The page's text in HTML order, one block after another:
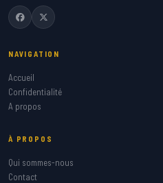
NAVIGATION
Accueil
Confidentialité
A propos
À PROPOS
Qui sommes-nous
Contact